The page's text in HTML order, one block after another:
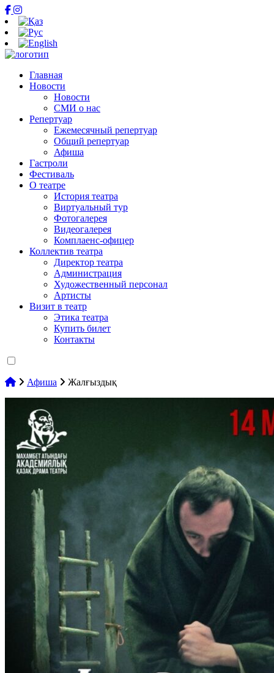
Главная
Новости
Новости
СМИ о нас
Репертуар
Ежемесячный репертуар
Общий репертуар
Афиша
Гастроли
Фестиваль
О театре
История театра
Виртуальный тур
Фотогалерея
Видеогалерея
Комплаенс-офицер
Коллектив театра
Директор театра
Администрация
Художественный персонал
Артисты
Визит в театр
Этика театра
Купить билет
Контакты
Афиша Жалғыздық